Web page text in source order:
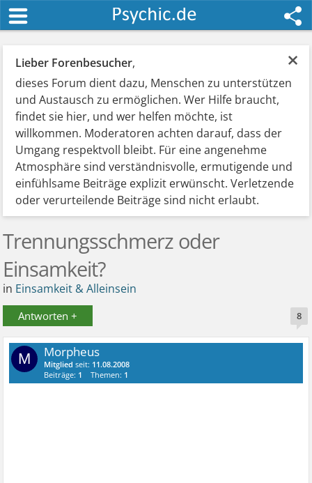
×
Lieber Forenbesucher,
dieses Forum dient dazu, Menschen zu unterstützen
und Austausch zu ermöglichen. Wer Hilfe braucht,
findet sie hier, und wer helfen möchte, ist
willkommen. Moderatoren achten darauf, dass der
Umgang respektvoll bleibt. Für eine angenehme
Atmosphäre sind verständnisvolle, ermutigende und
einfühlsame Beiträge explizit erwünscht. Verletzende
oder verurteilende Beiträge sind nicht erlaubt.
Trennungsschmerz oder
Einsamkeit?
in Einsamkeit & Alleinsein
Antworten + 8
M Morpheus
Mitglied seit: 11.08.2008
Beiträge: 1 Themen: 1